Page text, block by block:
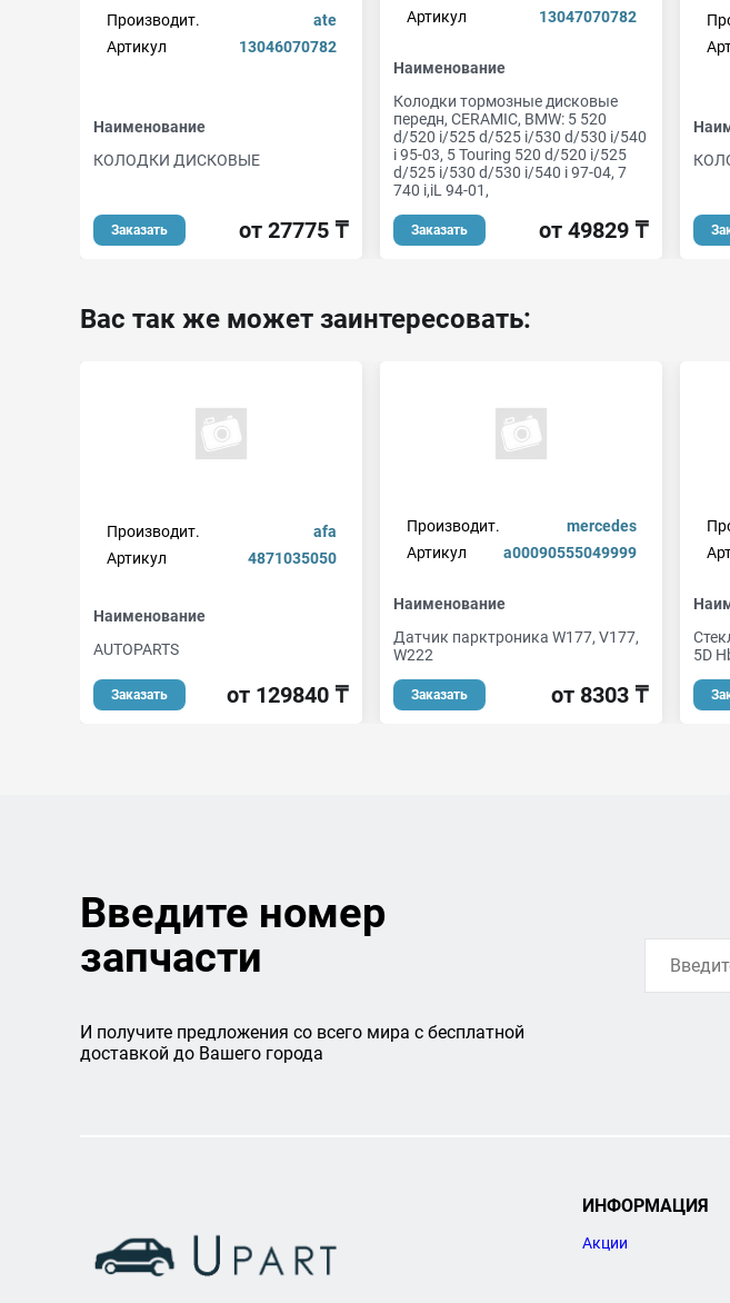
Производит.
ate
Артикул
13046070782
Наименование
КОЛОДКИ ДИСКОВЫЕ
Заказать от 27775 ₸
Артикул
13047070782
Наименование
Колодки тормозные дисковые
передн, CERAMIC, BMW: 5 520
d/520 i/525 d/525 i/530 d/530 i/540
i 95-03, 5 Touring 520 d/520 i/525
d/525 i/530 d/530 i/540 i 97-04, 7
740 i,iL 94-01,
Заказать от 49829 ₸
Вас так же может заинтересовать:
Производит.
afa
Артикул
4871035050
Наименование
AUTOPARTS
Заказать от 129840 ₸
Производит.
mercedes
Артикул
a00090555049999
Наименование
Датчик парктроника W177, V177,
W222
Заказать от 8303 ₸
5D
Введите номер
запчасти
И получите предложения со всего мира с бесплатной
доставкой до Вашего города
ИНФОРМАЦИЯ
Акции